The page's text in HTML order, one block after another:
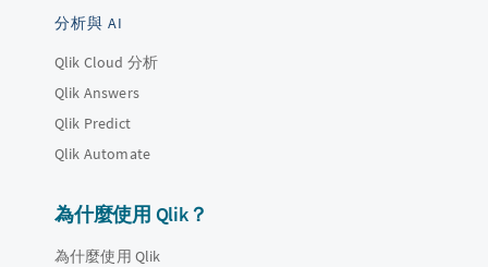
分析與 AI
Qlik Cloud 分析
Qlik Answers
Qlik Predict
Qlik Automate
為什麼使用 Qlik？
為什麼使用 Qlik